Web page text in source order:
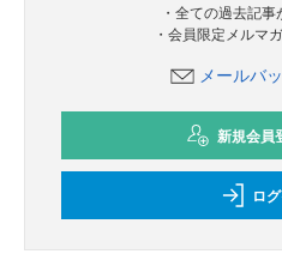
・全ての過去記
・会員限定メルマ
メールバ
新規会員
ロ